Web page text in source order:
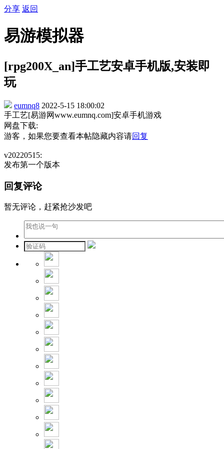
分享 返回
易游模拟器
[rpg200X_an]手工艺安卓手机版,安装即
玩
eumnq8 2022-5-15 18:00:02
手工艺[易游网www.eumnq.com]安卓手机游戏
网盘下载:
游客，如果您要查看本帖隐藏内容请回复
v20220515:
发布第一个版本
回复评论
暂无评论，赶紧抢沙发吧